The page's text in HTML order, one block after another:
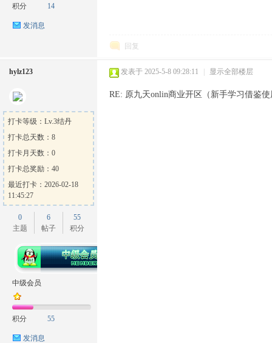
论
积分 14
发消息
回复
hylz123
打卡等级：Lv.3结丹
打卡总天数：8
打卡月天数：0
打卡总奖励：40
最近打卡：2026-02-18
11:45:27
0
主题
6
帖子
55
积分
中级会员
积分 55
发消息
发表于 2025-5-8 09:28:11 显示全部楼层
RE: 原九天onlin商业开区（新手学习借鉴